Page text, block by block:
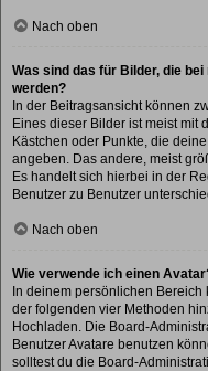
Nach oben
Was sind das für Bilder, die
werden?
In der Beitragsansicht können
Eines dieser Bilder ist meist mit
Kästchen oder Punkte, die
angeben. Das andere, meist
Es handelt sich hierbei in der
Benutzer zu Benutzer
Nach oben
Wie verwende ich einen
In deinem persönlichen Bereich
der folgenden vier Methoden
Hochladen. Die Board-
Benutzer Avatare benutzen
solltest du die Board-